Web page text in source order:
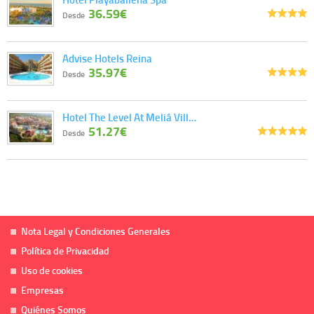
Desde 36.59€
Advise Hotels Reina
Desde 35.97€
Hotel The Level At Meliá Vill…
Desde 51.27€
Nota Legal y Condiciones Generales
Política de Privacidad
Uso de cookies
Empresas
Quiénes Somos